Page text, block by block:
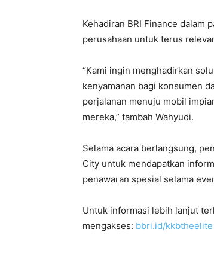
Kehadiran BRI Finance dalam
perusahaan untuk terus
“Kami ingin menghadirkan
kenyamanan bagi konsumen
perjalanan menuju mobil
mereka,” tambah Wahyudi.
Selama acara berlangsung,
City untuk mendapatkan
penawaran spesial selama
Untuk informasi lebih lanjut
mengakses: bbri.id/kkbtheelite